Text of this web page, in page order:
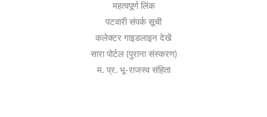
महत्वपूर्ण लिंक
पटवारी संपर्क सूची
कलेक्टर गाइडलाइन देखें
सारा पोर्टल (पुराना संस्करण)
म. प्र. भू-राजस्व संहिता